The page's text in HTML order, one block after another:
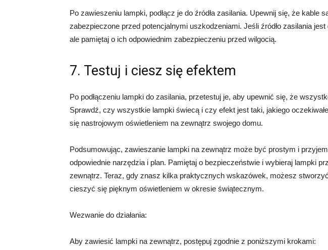
Po zawieszeniu lampki, podłącz je do źródła zasilania. Upewnij się, że kable
zabezpieczone przed potencjalnymi uszkodzeniami. Jeśli źródło zasilania jest
ale pamiętaj o ich odpowiednim zabezpieczeniu przed wilgocią.
7. Testuj i ciesz się efektem
Po podłączeniu lampki do zasilania, przetestuj je, aby upewnić się, że
Sprawdź, czy wszystkie lampki świecą i czy efekt jest taki, jakiego
się nastrojowym oświetleniem na zewnątrz swojego domu.
Podsumowując, zawieszanie lampki na zewnątrz może być prostym i
odpowiednie narzędzia i plan. Pamiętaj o bezpieczeństwie i wybieraj lampki
zewnątrz. Teraz, gdy znasz kilka praktycznych wskazówek, możesz
cieszyć się pięknym oświetleniem w okresie świątecznym.
Wezwanie do działania:
Aby zawiesić lampki na zewnątrz, postępuj zgodnie z poniższymi krokami: